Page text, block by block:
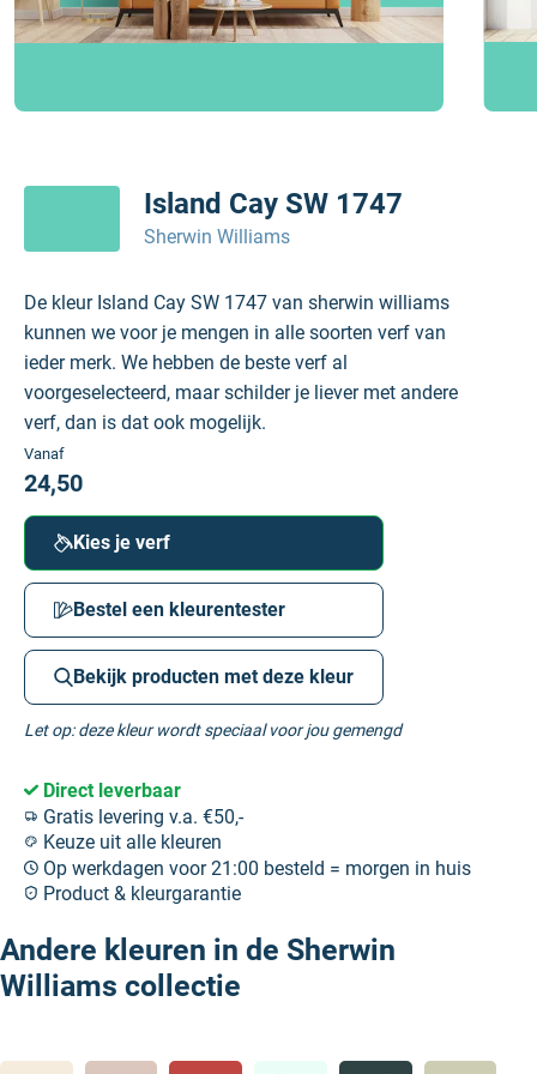
Island Cay SW 1747
Sherwin Williams
De kleur Island Cay SW 1747 van sherwin williams
kunnen we voor je mengen in alle soorten verf van
ieder merk. We hebben de beste verf al
voorgeselecteerd, maar schilder je liever met andere
verf, dan is dat ook mogelijk.
Vanaf
24,50
Kies je verf
Bestel een kleurentester
Bekijk producten met deze kleur
Let op: deze kleur wordt speciaal voor jou gemengd
Direct leverbaar
Gratis levering v.a. €50,-
Keuze uit alle kleuren
Op werkdagen voor 21:00 besteld = morgen in huis
Product & kleurgarantie
Andere kleuren in de Sherwin
Williams collectie